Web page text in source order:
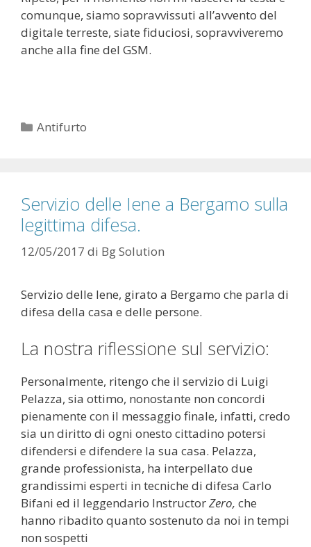
comunque, siamo sopravvissuti all’avvento del
digitale terreste, siate fiduciosi, sopravviveremo
anche alla fine del GSM.
Categorie
Antifurto
Servizio delle Iene a Bergamo sulla
legittima difesa.
12/05/2017 di Bg Solution
Servizio delle Iene, girato a Bergamo che parla di
difesa della casa e delle persone.
La nostra riflessione sul servizio:
Personalmente, ritengo che il servizio di Luigi
Pelazza, sia ottimo, nonostante non concordi
pienamente con il messaggio finale, infatti, credo
sia un diritto di ogni onesto cittadino potersi
difendersi e difendere la sua casa. Pelazza,
grande professionista, ha interpellato due
grandissimi esperti in tecniche di difesa Carlo
Bifani ed il leggendario InstructorZero, che
hanno ribadito quanto sostenuto da noi in tempi
non sospetti